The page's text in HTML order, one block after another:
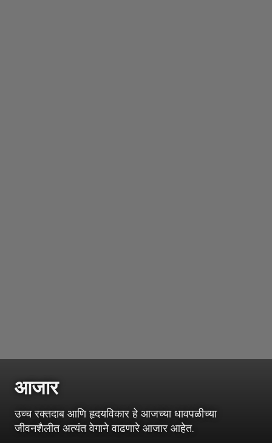
आजार
उच्च रक्तदाब आणि हृदयविकार हे आजच्या धावपळीच्या
जीवनशैलीत अत्यंत वेगाने वाढणारे आजार आहेत.